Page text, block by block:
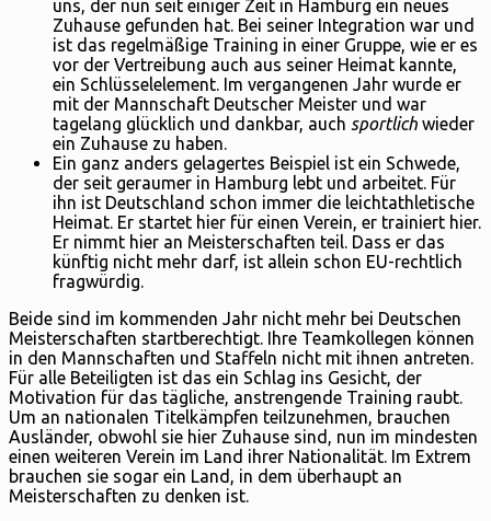
uns, der nun seit einiger Zeit in Hamburg ein neues
Zuhause gefunden hat. Bei seiner Integration war und
ist das regelmäßige Training in einer Gruppe, wie er es
vor der Vertreibung auch aus seiner Heimat kannte,
ein Schlüsselelement. Im vergangenen Jahr wurde er
mit der Mannschaft Deutscher Meister und war
tagelang glücklich und dankbar, auch sportlich wieder
ein Zuhause zu haben.
Ein ganz anders gelagertes Beispiel ist ein Schwede,
der seit geraumer in Hamburg lebt und arbeitet. Für
ihn ist Deutschland schon immer die leichtathletische
Heimat. Er startet hier für einen Verein, er trainiert hier.
Er nimmt hier an Meisterschaften teil. Dass er das
künftig nicht mehr darf, ist allein schon EU-rechtlich
fragwürdig.
Beide sind im kommenden Jahr nicht mehr bei Deutschen
Meisterschaften startberechtigt. Ihre Teamkollegen können
in den Mannschaften und Staffeln nicht mit ihnen antreten.
Für alle Beteiligten ist das ein Schlag ins Gesicht, der
Motivation für das tägliche, anstrengende Training raubt.
Um an nationalen Titelkämpfen teilzunehmen, brauchen
Ausländer, obwohl sie hier Zuhause sind, nun im mindesten
einen weiteren Verein im Land ihrer Nationalität. Im Extrem
brauchen sie sogar ein Land, in dem überhaupt an
Meisterschaften zu denken ist.